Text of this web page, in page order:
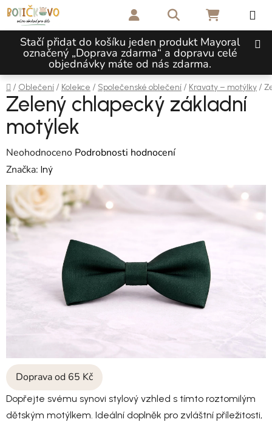
Přejít na obsah
Stačí přidat do košíku jeden produkt Mayoral
označený „Doprava zdarma“ a dopravu celé
objednávky máte od nás zdarma.
Hledat NÁKUPNÍ
Domů
/ Oblečení / Kolekce / Společenské oblečení / Kravaty – motýlky /
Doprava od 65 Kč
Dopřejte svému synovi stylový vzhled s tímto roztomilým
dětským motýlkem. Ideální doplněk pro zvláštní příležitosti,
Zelený chlapecký základní
motýlek
Průměrné hodnocení produktu je 0,0 z 5 hvězdiček.
Neohodnoceno Podrobnosti hodnocení
Značka: Iný